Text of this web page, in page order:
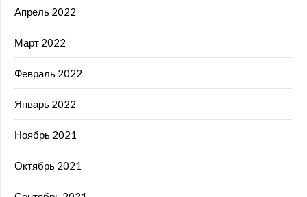
Апрель 2022
Март 2022
Февраль 2022
Январь 2022
Ноябрь 2021
Октябрь 2021